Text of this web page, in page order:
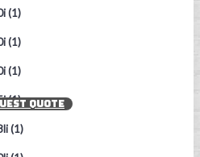
(1)
(1)
(1)
(1)
(1)
QUOTE